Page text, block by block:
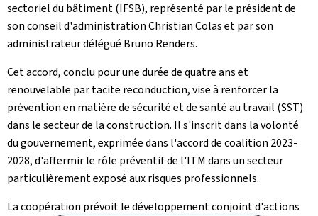
sectoriel du bâtiment (IFSB), représenté par le président de
son conseil d'administration Christian Colas et par son
administrateur délégué Bruno Renders.
Cet accord, conclu pour une durée de quatre ans et
renouvelable par tacite reconduction, vise à renforcer la
prévention en matière de sécurité et de santé au travail (SST)
dans le secteur de la construction. Il s'inscrit dans la volonté
du gouvernement, exprimée dans l'accord de coalition 2023-
2028, d'affermir le rôle préventif de l'ITM dans un secteur
particulièrement exposé aux risques professionnels.
La coopération prévoit le développement conjoint d'actions